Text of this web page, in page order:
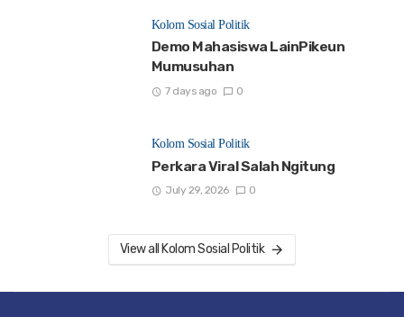
Kolom Sosial Politik
Demo Mahasiswa LainPikeun
Mumusuhan
7 days ago 0
Kolom Sosial Politik
Perkara Viral Salah Ngitung
July 29, 2026 0
View all Kolom Sosial Politik